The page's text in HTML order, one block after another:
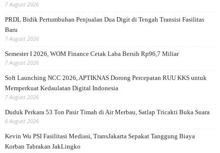
7 August 2026
PRDL Bidik Pertumbuhan Penjualan Dua Digit di Tengah Transisi Fasilitas
Baru
7 August 2026
Semester I 2026, WOM Finance Cetak Laba Bersih Rp96,7 Miliar
7 August 2026
Soft Launching NCC 2026, APTIKNAS Dorong Percepatan RUU KKS untuk
Memperkuat Kedaulatan Digital Indonesia
7 August 2026
Duduk Perkara 53 Ton Pasir Timah di Air Merbau, Satlap Tricakti Buka Suara
6 August 2026
Kevin Wu PSI Fasilitasi Mediasi, TransJakarta Sepakat Tanggung Biaya
Korban Tabrakan JakLingko